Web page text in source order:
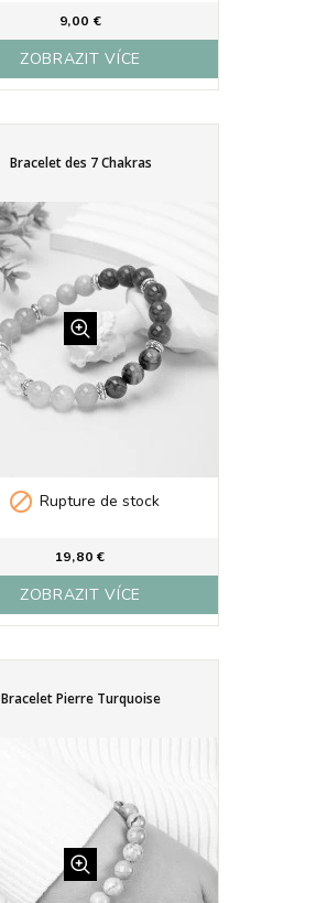
9,00 €
ZOBRAZIT VÍCE
Bracelet des 7 Chakras
 Rupture de stock
19,80 €
ZOBRAZIT VÍCE
Bracelet Pierre Turquoise